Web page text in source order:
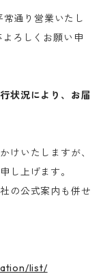
通り営業いたし
ろしくお願い申
状況により、お届
けいたしますが、
し上げます。
の公式案内も併せ
list/